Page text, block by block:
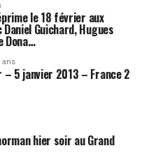
le 18 février aux
Daniel Guichard, Hugues
Dona…
ans
– 5 janvier 2013 – France 2
hier soir au Grand